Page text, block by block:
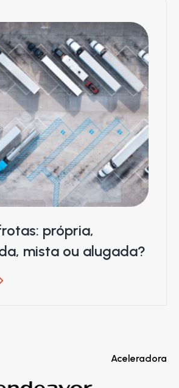
própria,
mista ou alugada?
Aceleradora